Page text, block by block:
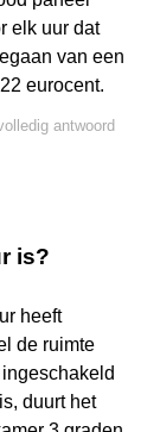
elk uur dat
van een
eurocent.
antwoord
is?
heeft
de ruimte
duurt het